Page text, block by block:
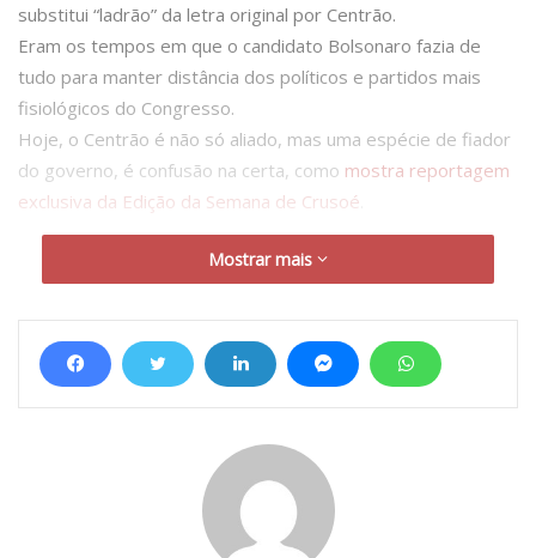
substitui “ladrão” da letra original por Centrão.
Eram os tempos em que o candidato Bolsonaro fazia de
tudo para manter distância dos políticos e partidos mais
fisiológicos do Congresso.
Hoje, o Centrão é não só aliado, mas uma espécie de fiador
do governo, é confusão na certa, como mostra reportagem
exclusiva da Edição da Semana de Crusoé
Mostrar mais